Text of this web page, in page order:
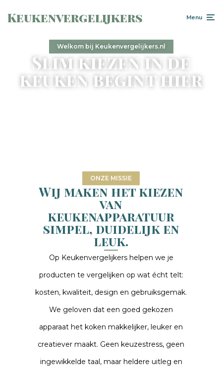
Keukenvergelijkers Menu
Welkom bij Keukenvergelijkers.nl
Slim kiezen in de
keuken begint hier
ONZE MISSIE
Wij maken het kiezen
van
keukenapparatuur
simpel, duidelijk en
leuk.
Op Keukenvergelijkers helpen we je
producten te vergelijken op wat écht telt:
kosten, kwaliteit, design en gebruiksgemak.
We geloven dat een goed gekozen
apparaat het koken makkelijker, leuker en
creatiever maakt. Geen keuzestress, geen
ingewikkelde taal, maar heldere uitleg en